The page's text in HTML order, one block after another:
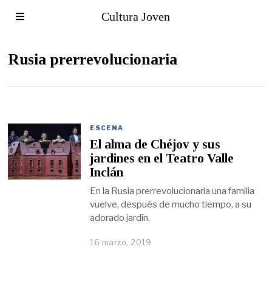
Cultura Joven
Rusia prerrevolucionaria
ESCENA
El alma de Chéjov y sus
jardines en el Teatro Valle
Inclán
En la Rusia prerrevolucionaria una familia
vuelve, después de mucho tiempo, a su
adorado jardín.
16 marzo, 2019